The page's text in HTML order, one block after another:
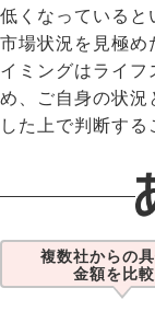
低くなっていると
市場状況を見極め
イミングはライフ
め、ご自身の状況
した上で判断する
複数社からの
金額を比較